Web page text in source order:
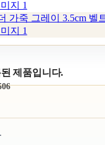
가죽 그레이 3.5cm 벨
지 1
제품입니다.